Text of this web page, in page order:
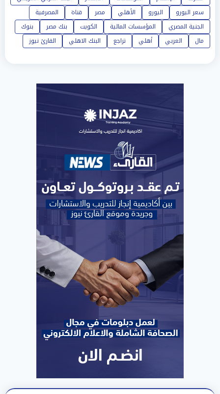
سعر اليورو
اليورو الأهلي مصر قناة
المصرفية
الجنية المصري
المؤسسات المالية الكويت بنك مصر
بنوك
مال
العربي أهلي تراجع البنك الاهلي القارئ نيوز